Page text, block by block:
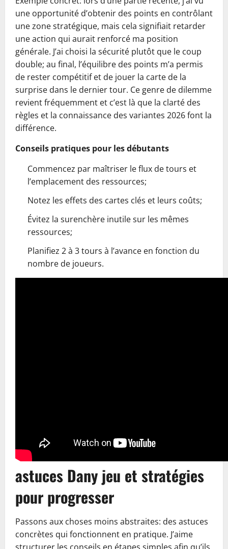
une opportunité d’obtenir des points en contrôlant
une zone stratégique, mais cela signifiait retarder
une action qui aurait renforcé ma position
générale. J’ai choisi la sécurité plutôt que le coup
double; au final, l’équilibre des points m’a permis
de rester compétitif et de jouer la carte de la
surprise dans le dernier tour. Ce genre de dilemme
revient fréquemment et c’est là que la clarté des
règles et la connaissance des variantes 2026 font la
différence.
Conseils pratiques pour les débutants
Commencez par maîtriser le flux de tours et
l’emplacement des ressources;
Notez les effets des cartes clés et leurs coûts;
Évitez la surenchère inutile sur les mêmes
ressources;
Planifiez 2 à 3 tours à l’avance en fonction du
nombre de joueurs.
astuces Dany jeu et stratégies
pour progresser
Passons aux choses moins abstraites: des astuces
concrètes qui fonctionnent en pratique. J’aime